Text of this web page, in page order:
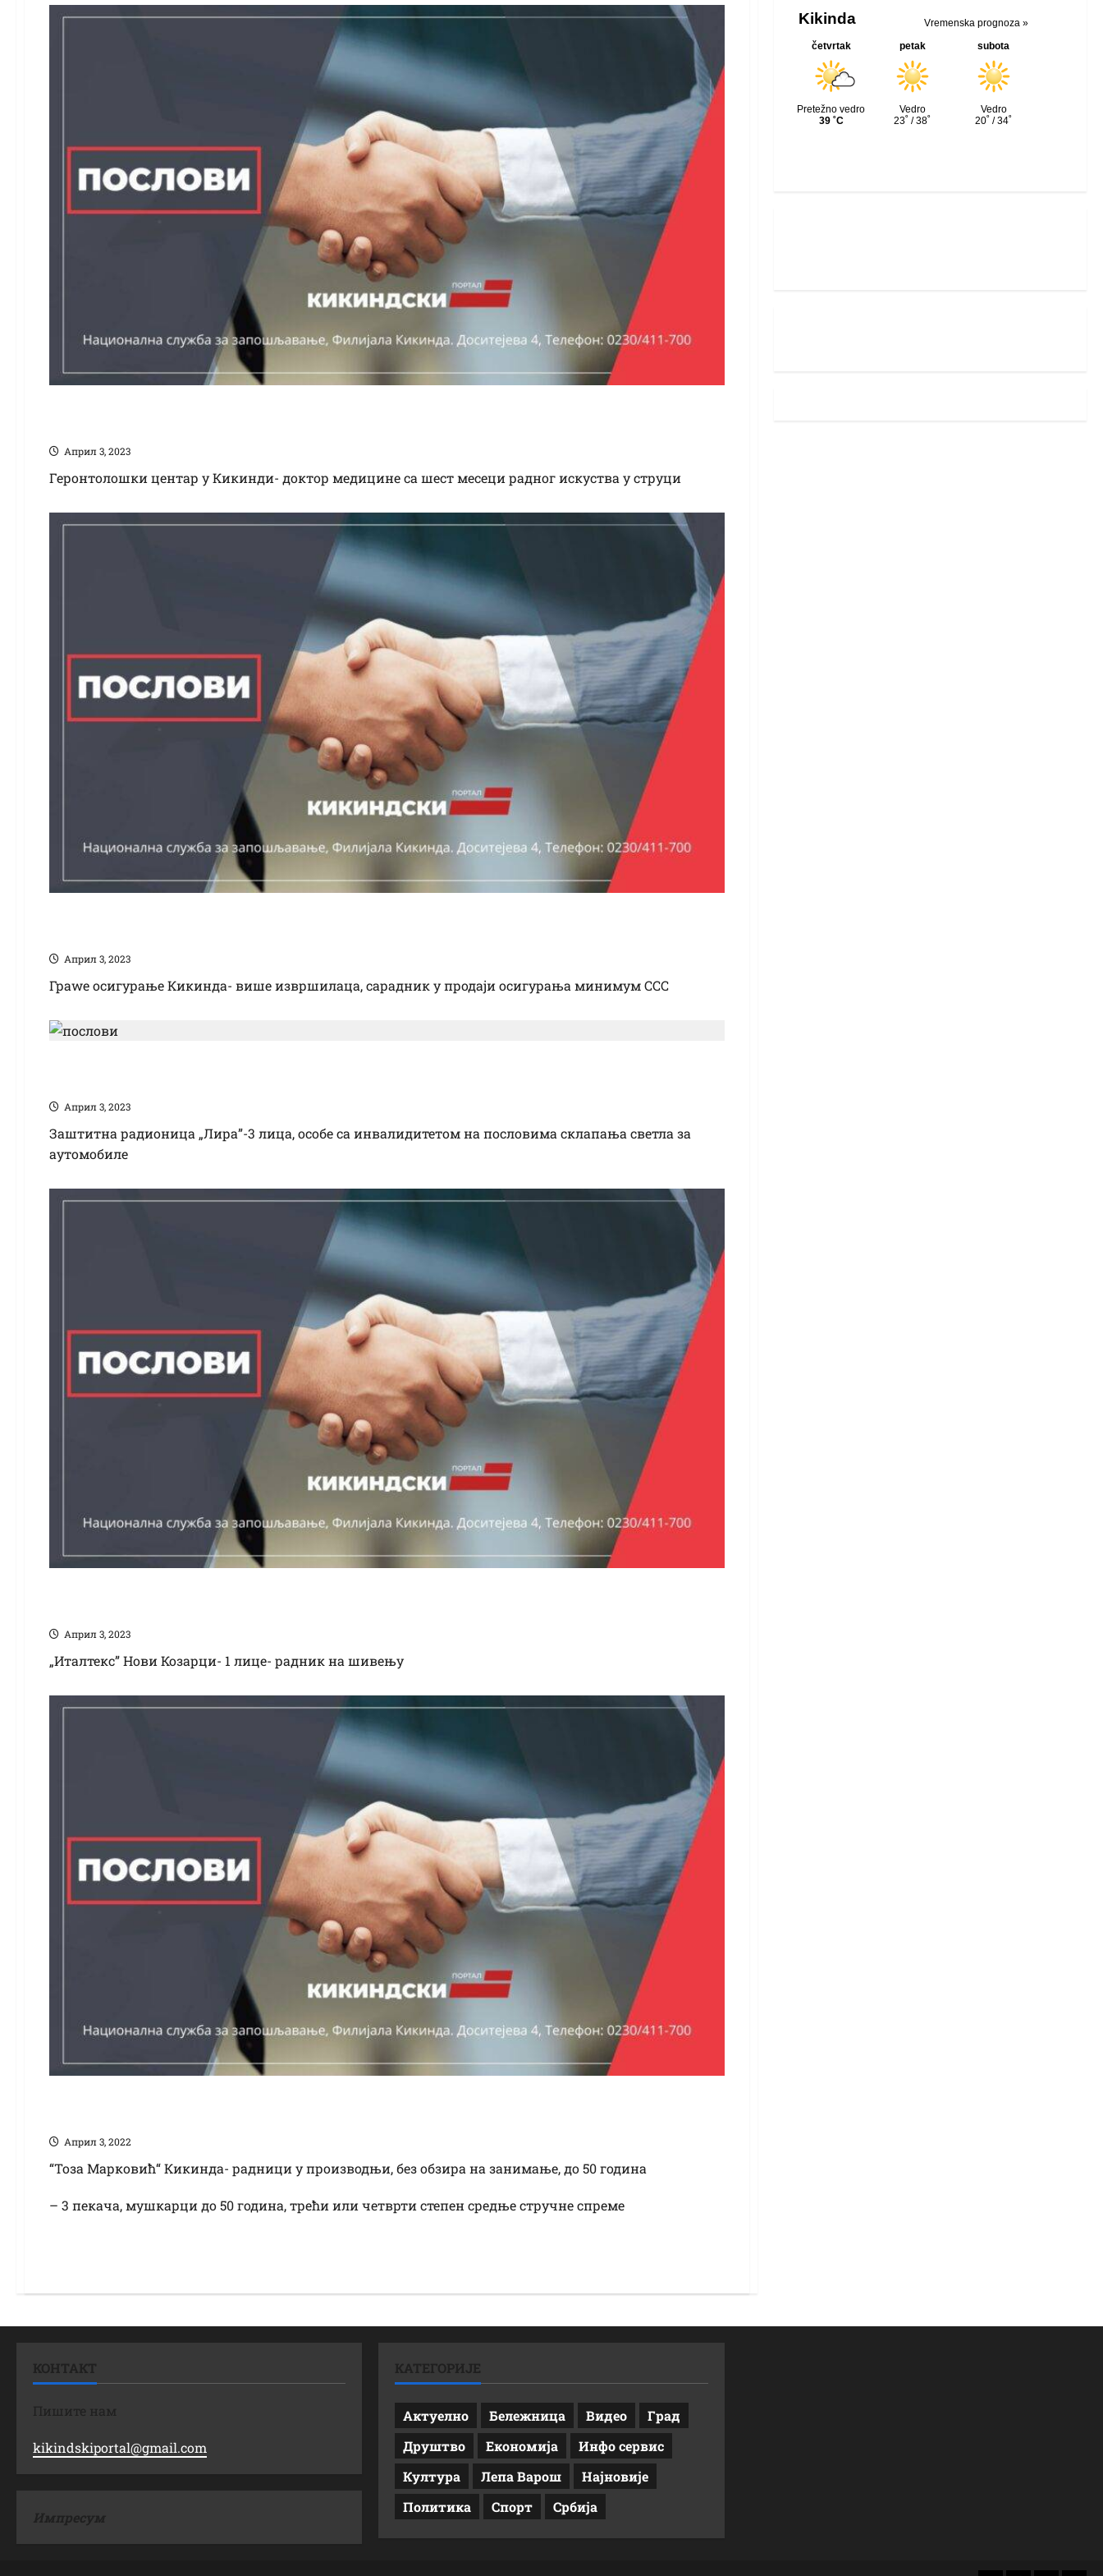
Април 3, 2023
Геронтолошки центар у Кикинди- доктор медицине са шест месеци радног искуства у струци
Април 3, 2023
Граwе осигурање Кикинда- више извршилаца, сарадник у продаји осигурања минимум ССС
Април 3, 2023
Заштитна радионица „Лира”-3 лица, особе са инвалидитетом на пословима склапања светла за
аутомобиле
Април 3, 2023
„Италтекс” Нови Козарци- 1 лице- радник на шивењу
Април 3, 2022
“Тоза Марковић“ Кикинда- радници у производњи, без обзира на занимање, до 50 година
– 3 пекача, мушкарци до 50 година, трећи или четврти степен средње стручне спреме
КОНТАКТ
Пишите нам
kikindskiportal@gmail.com
Импресум
КАТЕГОРИЈЕ
Актуелно Бележница Видео
Град
Друштво
Економија
Инфо сервис
Култура
Лепа Варош
Најновије
Политика
Спорт Србија